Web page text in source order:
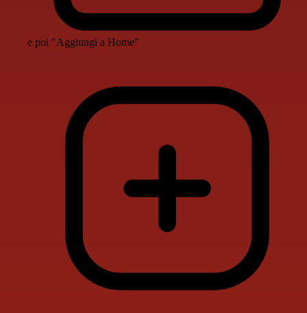
e poi "Aggiungi a Home"